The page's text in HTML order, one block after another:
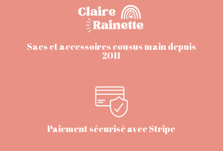
Sacs et accessoires cousus main depuis
2011
Paiement sécurisé avec Stripe